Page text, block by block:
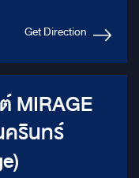
Get Direction
MIRAGE